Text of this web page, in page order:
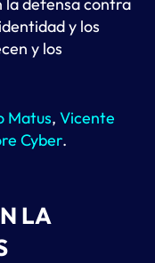
y los
y los
Matus, Vicente
Cyber.
LA